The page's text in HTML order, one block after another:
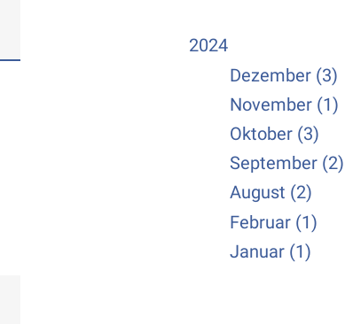
2024
Dezember (3)
November (1)
Oktober (3)
September (2)
August (2)
Februar (1)
Januar (1)